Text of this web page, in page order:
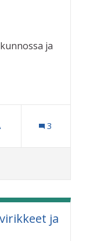
ja
ympäristö
3
ja